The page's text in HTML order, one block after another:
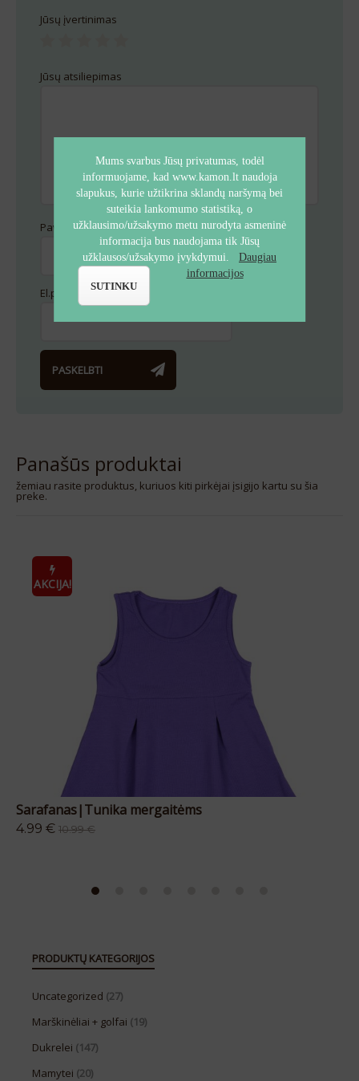
Jūsų įvertinimas
Jūsų atsiliepimas
Pavadinimas*
El.paštas *
PASKELBTI
Panašūs produktai
žemiau rasite produktus, kuriuos kiti pirkėjai įsigijo kartu su šia
preke.
AKCIJA!
Sarafanas|Tunika mergaitėms
4.99 € 10.99€
PRODUKTŲ KATEGORIJOS
Uncategorized (27)
Marškinėliai + golfai (19)
Dukrelei (147)
Mamytei (20)
Mums svarbus Jūsų privatumas, todėl
informuojame, kad www.kamon.lt naudoja
slapukus, kurie užtikrina sklandų naršymą bei
suteikia lankomumo statistiką, o
užklausimo/užsakymo metu nurodyta asmeninė
informacija bus naudojama tik Jūsų
užklausos/užsakymo įvykdymui.
Daugiau
informacijos
SUTINKU